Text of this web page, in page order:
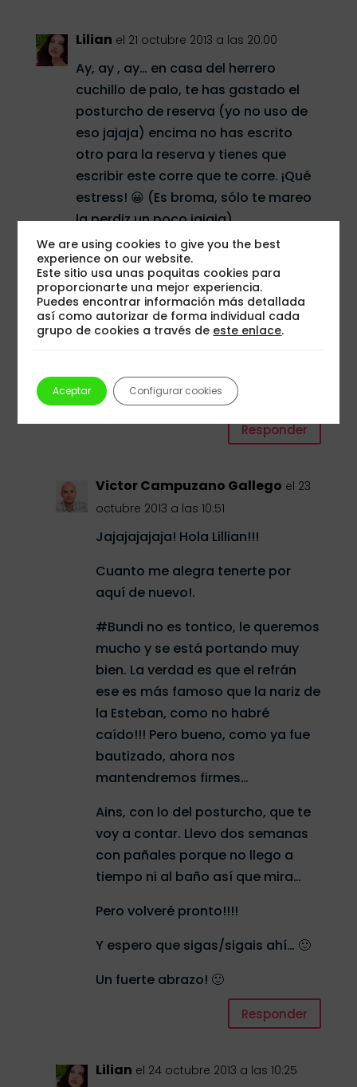
Lilian el 21 octubre 2013 a las 20:00
Ay, ay , ay… en casa del herrero
cuchillo de palo, te has gastado el
posturcho de reserva (yo no uso de
eso jajaja) encima no has escrito
otro para la reserva y tienes que
escribir este corre que te corre. ¡Qué
estress! 😀 (Es broma, sólo te mareo
la perdiz un poco jajaja)
No sé si me gusta mucho Bundi..
porque me recuerda a A-bundi-o
osea el dicho de “eres mas tonto que
Abundio” familiarmente “Bundi”
jajajaja pero la esencia de tu post si,
¡Un saludin!
Responder
Victor Campuzano Gallego el 23
octubre 2013 a las 10:51
Jajajajajaja! Hola Lillian!!!
Cuanto me alegra tenerte por
aquí de nuevo!.
#Bundi no es tontico, le queremos
mucho y se está portando muy
bien. La verdad es que el refrán
ese es más famoso que la nariz de
la Esteban, como no habré
caído!!! Pero bueno, como ya fue
bautizado, ahora nos
mantendremos firmes…
Ains, con lo del posturcho, que te
voy a contar. Llevo dos semanas
con pañales porque no llego a
tiempo ni al baño así que mira…
Pero volveré pronto!!!!
Y espero que sigas/sigais ahí… 🙂
Un fuerte abrazo! 🙂
Responder
Lilian el 24 octubre 2013 a las 10:25
We are using cookies to give you the best
experience on our website.
Este sitio usa unas poquitas cookies para
proporcionarte una mejor experiencia.
Puedes encontrar información más detallada
así como autorizar de forma individual cada
grupo de cookies a través de este enlace.
Aceptar Configurar cookies